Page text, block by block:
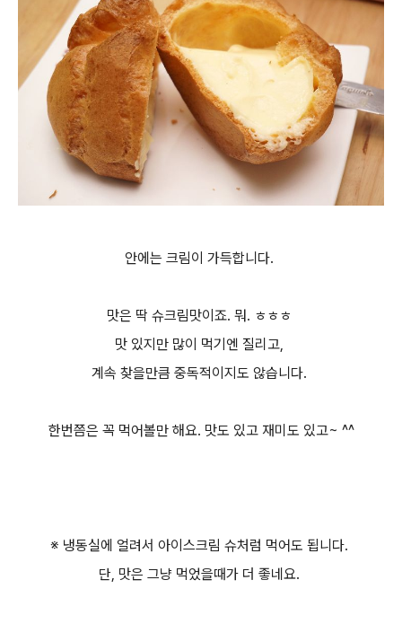
안에는 크림이 가득합니다.
맛은 딱 슈크림맛이죠. 뭐. ㅎㅎㅎ
맛 있지만 많이 먹기엔 질리고,
계속 찾을만큼 중독적이지도 않습니다.
한번쯤은 꼭 먹어볼만 해요. 맛도 있고 재미도 있고~ ^^
※ 냉동실에 얼려서 아이스크림 슈처럼 먹어도 됩니다.
단, 맛은 그냥 먹었을때가 더 좋네요.